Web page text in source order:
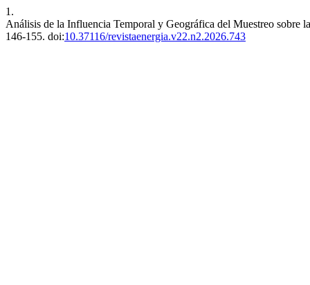
1.
Análisis de la Influencia Temporal y Geográfica del Muestreo sobre
146-155. doi:10.37116/revistaenergia.v22.n2.2026.743